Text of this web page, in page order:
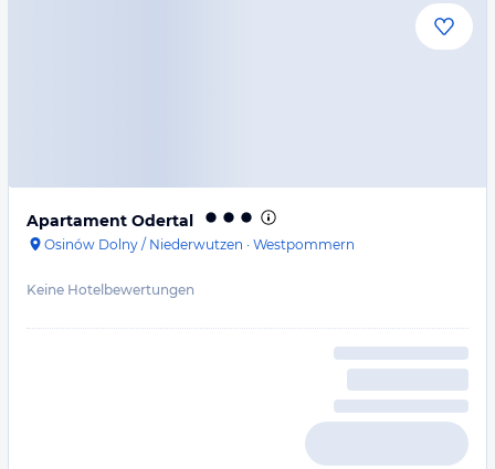
Apartament Odertal
Osinów Dolny / Niederwutzen · Westpommern
Keine Hotelbewertungen